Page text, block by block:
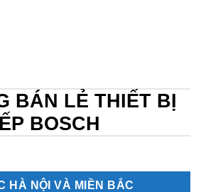
BÁN LẺ THIẾT BỊ
BOSCH
HÀ NỘI VÀ MIỀN BẮC